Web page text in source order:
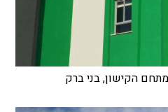
הקישון, בני ברק